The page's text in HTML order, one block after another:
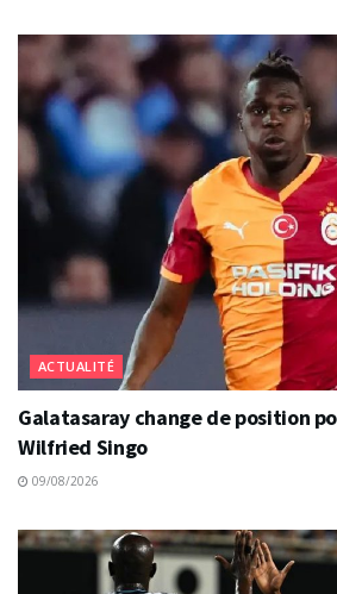
ACTUALITÉ
Galatasaray change de position
Wilfried Singo
09/08/2026